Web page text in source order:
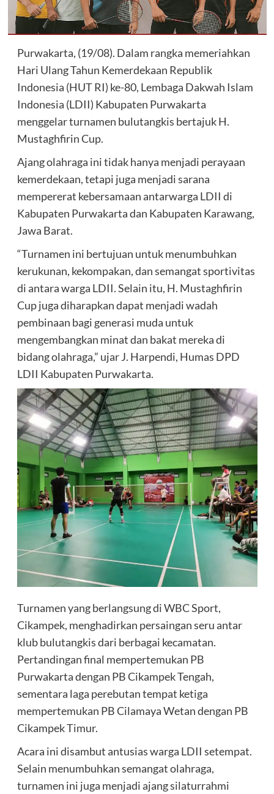
Purwakarta, (19/08). Dalam rangka memeriahkan
Hari Ulang Tahun Kemerdekaan Republik
Indonesia (HUT RI) ke-80, Lembaga Dakwah Islam
Indonesia (LDII) Kabupaten Purwakarta
menggelar turnamen bulutangkis bertajuk H.
Mustaghfirin Cup.
Ajang olahraga ini tidak hanya menjadi perayaan
kemerdekaan, tetapi juga menjadi sarana
mempererat kebersamaan antarwarga LDII di
Kabupaten Purwakarta dan Kabupaten Karawang,
Jawa Barat.
“Turnamen ini bertujuan untuk menumbuhkan
kerukunan, kekompakan, dan semangat sportivitas
di antara warga LDII. Selain itu, H. Mustaghfirin
Cup juga diharapkan dapat menjadi wadah
pembinaan bagi generasi muda untuk
mengembangkan minat dan bakat mereka di
bidang olahraga,” ujar J. Harpendi, Humas DPD
LDII Kabupaten Purwakarta.
Turnamen yang berlangsung di WBC Sport,
Cikampek, menghadirkan persaingan seru antar
klub bulutangkis dari berbagai kecamatan.
Pertandingan final mempertemukan PB
Purwakarta dengan PB Cikampek Tengah,
sementara laga perebutan tempat ketiga
mempertemukan PB Cilamaya Wetan dengan PB
Cikampek Timur.
Acara ini disambut antusias warga LDII setempat.
Selain menumbuhkan semangat olahraga,
turnamen ini juga menjadi ajang silaturrahmi